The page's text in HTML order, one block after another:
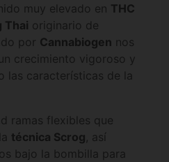
muy elevado en THC
Thai originario de
por Cannabiogen nos
crecimiento vigoroso y
las características de la
ramas flexibles que
técnica Scrog, así
bajo la bombilla para